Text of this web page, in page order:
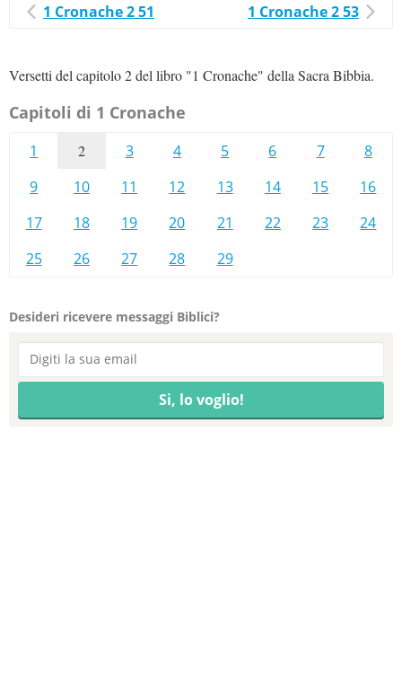
1 Cronache 2 51 1 Cronache 2 53
Versetti del capitolo 2 del libro "1 Cronache" della Sacra Bibbia.
Capitoli di 1 Cronache
1 2 3 4 5 6 7
8
9
10 11 12 13 14 15
16
17
18 19 20 21 22 23
24
25
26 27 28 29
Desideri ricevere messaggi Biblici?